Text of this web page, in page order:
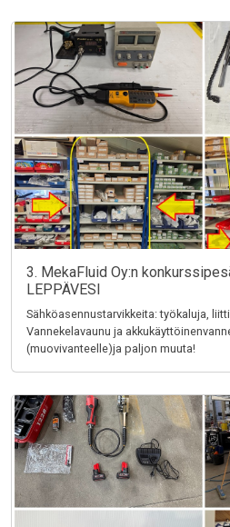
3. MekaFluid Oy:n
LEPPÄVESI
Sähköasennustarvikkeita: työkaluja,
Vannekelavaunu ja
(muovivanteelle)ja paljon muuta!